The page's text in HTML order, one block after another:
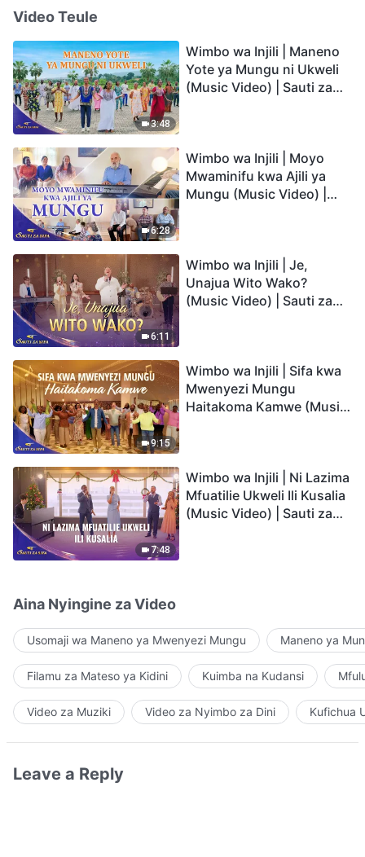
Video Teule
3:48
Wimbo wa Injili | Maneno
Yote ya Mungu ni Ukweli
(Music Video) | Sauti za
6:28
Wimbo wa Injili | Moyo
Mwaminifu kwa Ajili ya
Mungu (Music Video) |
6:11
Wimbo wa Injili | Je,
Unajua Wito Wako?
(Music Video) | Sauti za
9:15
Wimbo wa Injili | Sifa kwa
Mwenyezi Mungu
Haitakoma Kamwe (Music
7:48
Wimbo wa Injili | Ni Lazima
Mfuatilie Ukweli Ili Kusalia
(Music Video) | Sauti za
Aina Nyingine za Video
Usomaji wa Maneno ya Mwenyezi Mungu Maneno ya
Filamu za Mateso ya Kidini Kuimba na Kudansi
Video za Muziki Video za Nyimbo za Dini Kufichua
Leave a Reply